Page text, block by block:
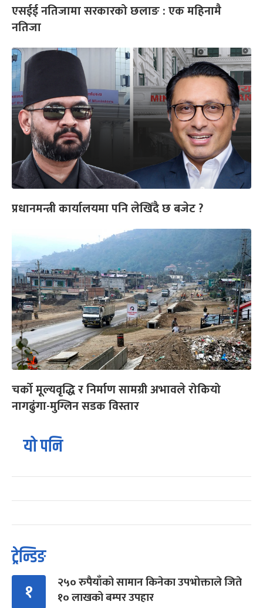
एसईई नतिजामा सरकारको छलाङ : एक महिनामै
नतिजा
प्रधानमन्त्री कार्यालयमा पनि लेखिँदै छ बजेट ?
चर्को मूल्यवृद्धि र निर्माण सामग्री अभावले रोकियो
नागढुंगा-मुग्लिन सडक विस्तार
यो पनि
ट्रेन्डिङ
१
२५० रुपैयाँको सामान किनेका उपभोक्ताले जिते
१० लाखको बम्पर उपहार